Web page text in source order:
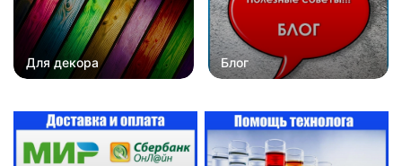
Для декора Блог